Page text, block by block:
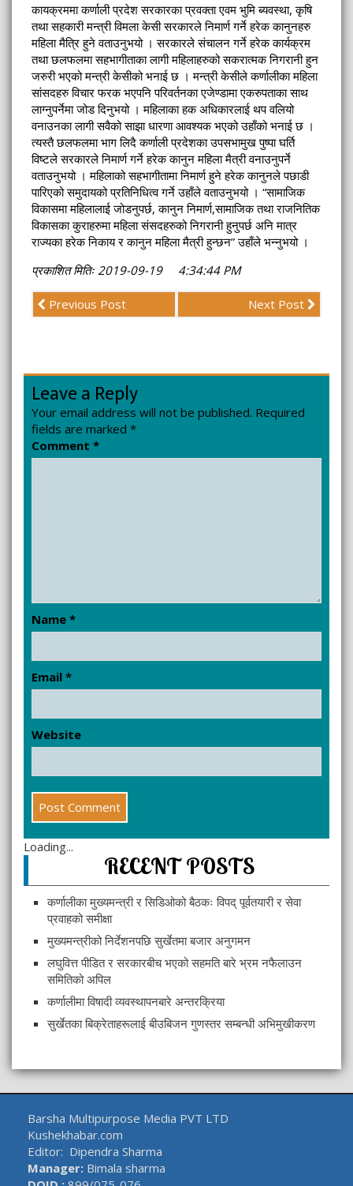
कायक्रममा कर्णाली प्रदेश सरकारका प्रवक्ता एवम भुमि ब्यवस्था, कृषि
तथा सहकारी मन्त्री विमला केसी सरकारले निमार्ण गर्ने हरेक कानुनहरु
महिला मैत्रि हुने वताउनुभयो । सरकारले संचालन गर्ने हरेक कार्यक्रम
तथा छलफलमा सहभागीताका लागी महिलाहरुको सकरात्मक निगरानी हुन
जरुरी भएको मन्त्री केसीको भनाई छ । मन्त्री केसीले कर्णालीका महिला
सांसदहरु विचार फरक भएपनि परिवर्तनका एजेण्डामा एकरुपताका साथ
लाग्नुपर्नेमा जोड दिनुभयो । महिलाका हक अधिकारलाई थप वलियो
वनाउनका लागी सवैको साझा धारणा आवश्यक भएको उहाँको भनाई छ ।
त्यस्तै छलफलमा भाग लिदै कर्णाली प्रदेशका उपसभामुख पुष्पा घर्ति
विष्टले सरकारले निमार्ण गर्ने हरेक कानुन महिला मैत्री वनाउनुपर्ने
वताउनुभयो । महिलाको सहभागीतामा निमार्ण हुने हरेक कानुनले पछाडी
पारिएको समुदायको प्रतिनिधित्व गर्ने उहाँले वताउनुभयो । “सामाजिक
विकासमा महिलालाई जोडनुपर्छ, कानुन निमार्ण,सामाजिक तथा राजनितिक
विकासका कुराहरुमा महिला संसदहरुको निगरानी हुनुपर्छ अनि मात्र
राज्यका हरेक निकाय र कानुन महिला मैत्री हुन्छन” उहाँले भन्नुभयो ।
प्रकाशित मितिः 2019-09-19 4:34:44 PM
Previous Post Next Post
Leave a Reply
Your email address will not be published. Required
fields are marked *
Comment *
Name *
Email *
Website
Loading...
RECENT POSTS
कर्णालीका मुख्यमन्त्री र सिडिओको बैठकः विपद् पूर्वतयारी र सेवा
प्रवाहको समीक्षा
मुख्यमन्त्रीको निर्देशनपछि सुर्खेतमा बजार अनुगमन
लघुवित्त पीडित र सरकारबीच भएको सहमति बारे भ्रम नफैलाउन
समितिको अपिल
कर्णालीमा विषादी व्यवस्थापनबारे अन्तरक्रिया
सुर्खेतका बिक्रेताहरूलाई बीउबिजन गुणस्तर सम्बन्धी अभिमुखीकरण
Barsha Multipurpose Media PVT LTD
Kushekhabar.com
Editor: Dipendra Sharma
Manager: Bimala sharma